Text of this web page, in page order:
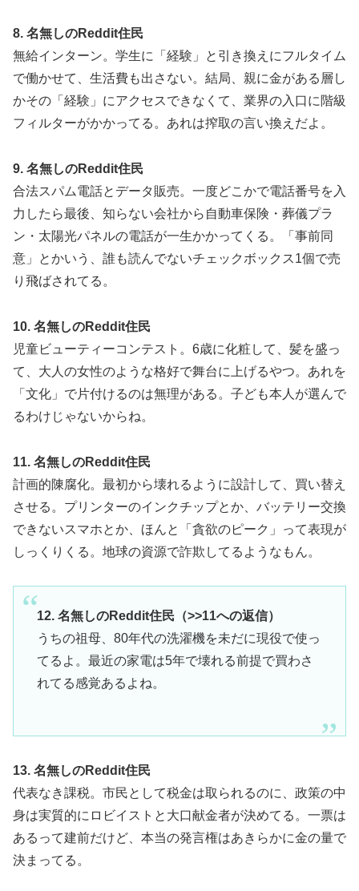
8. 名無しのReddit住民
無給インターン。学生に「経験」と引き換えにフルタイム
で働かせて、生活費も出さない。結局、親に金がある層し
かその「経験」にアクセスできなくて、業界の入口に階級
フィルターがかかってる。あれは搾取の言い換えだよ。
9. 名無しのReddit住民
合法スパム電話とデータ販売。一度どこかで電話番号を入
力したら最後、知らない会社から自動車保険・葬儀プラ
ン・太陽光パネルの電話が一生かかってくる。「事前同
意」とかいう、誰も読んでないチェックボックス1個で売
り飛ばされてる。
10. 名無しのReddit住民
児童ビューティーコンテスト。6歳に化粧して、髪を盛っ
て、大人の女性のような格好で舞台に上げるやつ。あれを
「文化」で片付けるのは無理がある。子ども本人が選んで
るわけじゃないからね。
11. 名無しのReddit住民
計画的陳腐化。最初から壊れるように設計して、買い替え
させる。プリンターのインクチップとか、バッテリー交換
できないスマホとか、ほんと「貪欲のピーク」って表現が
しっくりくる。地球の資源で詐欺してるようなもん。
12. 名無しのReddit住民（>>11への返信）
うちの祖母、80年代の洗濯機を未だに現役で使っ
てるよ。最近の家電は5年で壊れる前提で買わさ
れてる感覚あるよね。
13. 名無しのReddit住民
代表なき課税。市民として税金は取られるのに、政策の中
身は実質的にロビイストと大口献金者が決めてる。一票は
あるって建前だけど、本当の発言権はあきらかに金の量で
決まってる。